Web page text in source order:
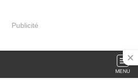
Publicité
MENU